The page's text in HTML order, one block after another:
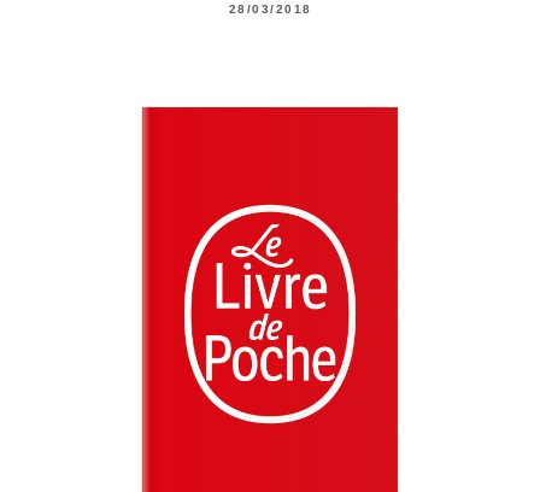
28/03/2018